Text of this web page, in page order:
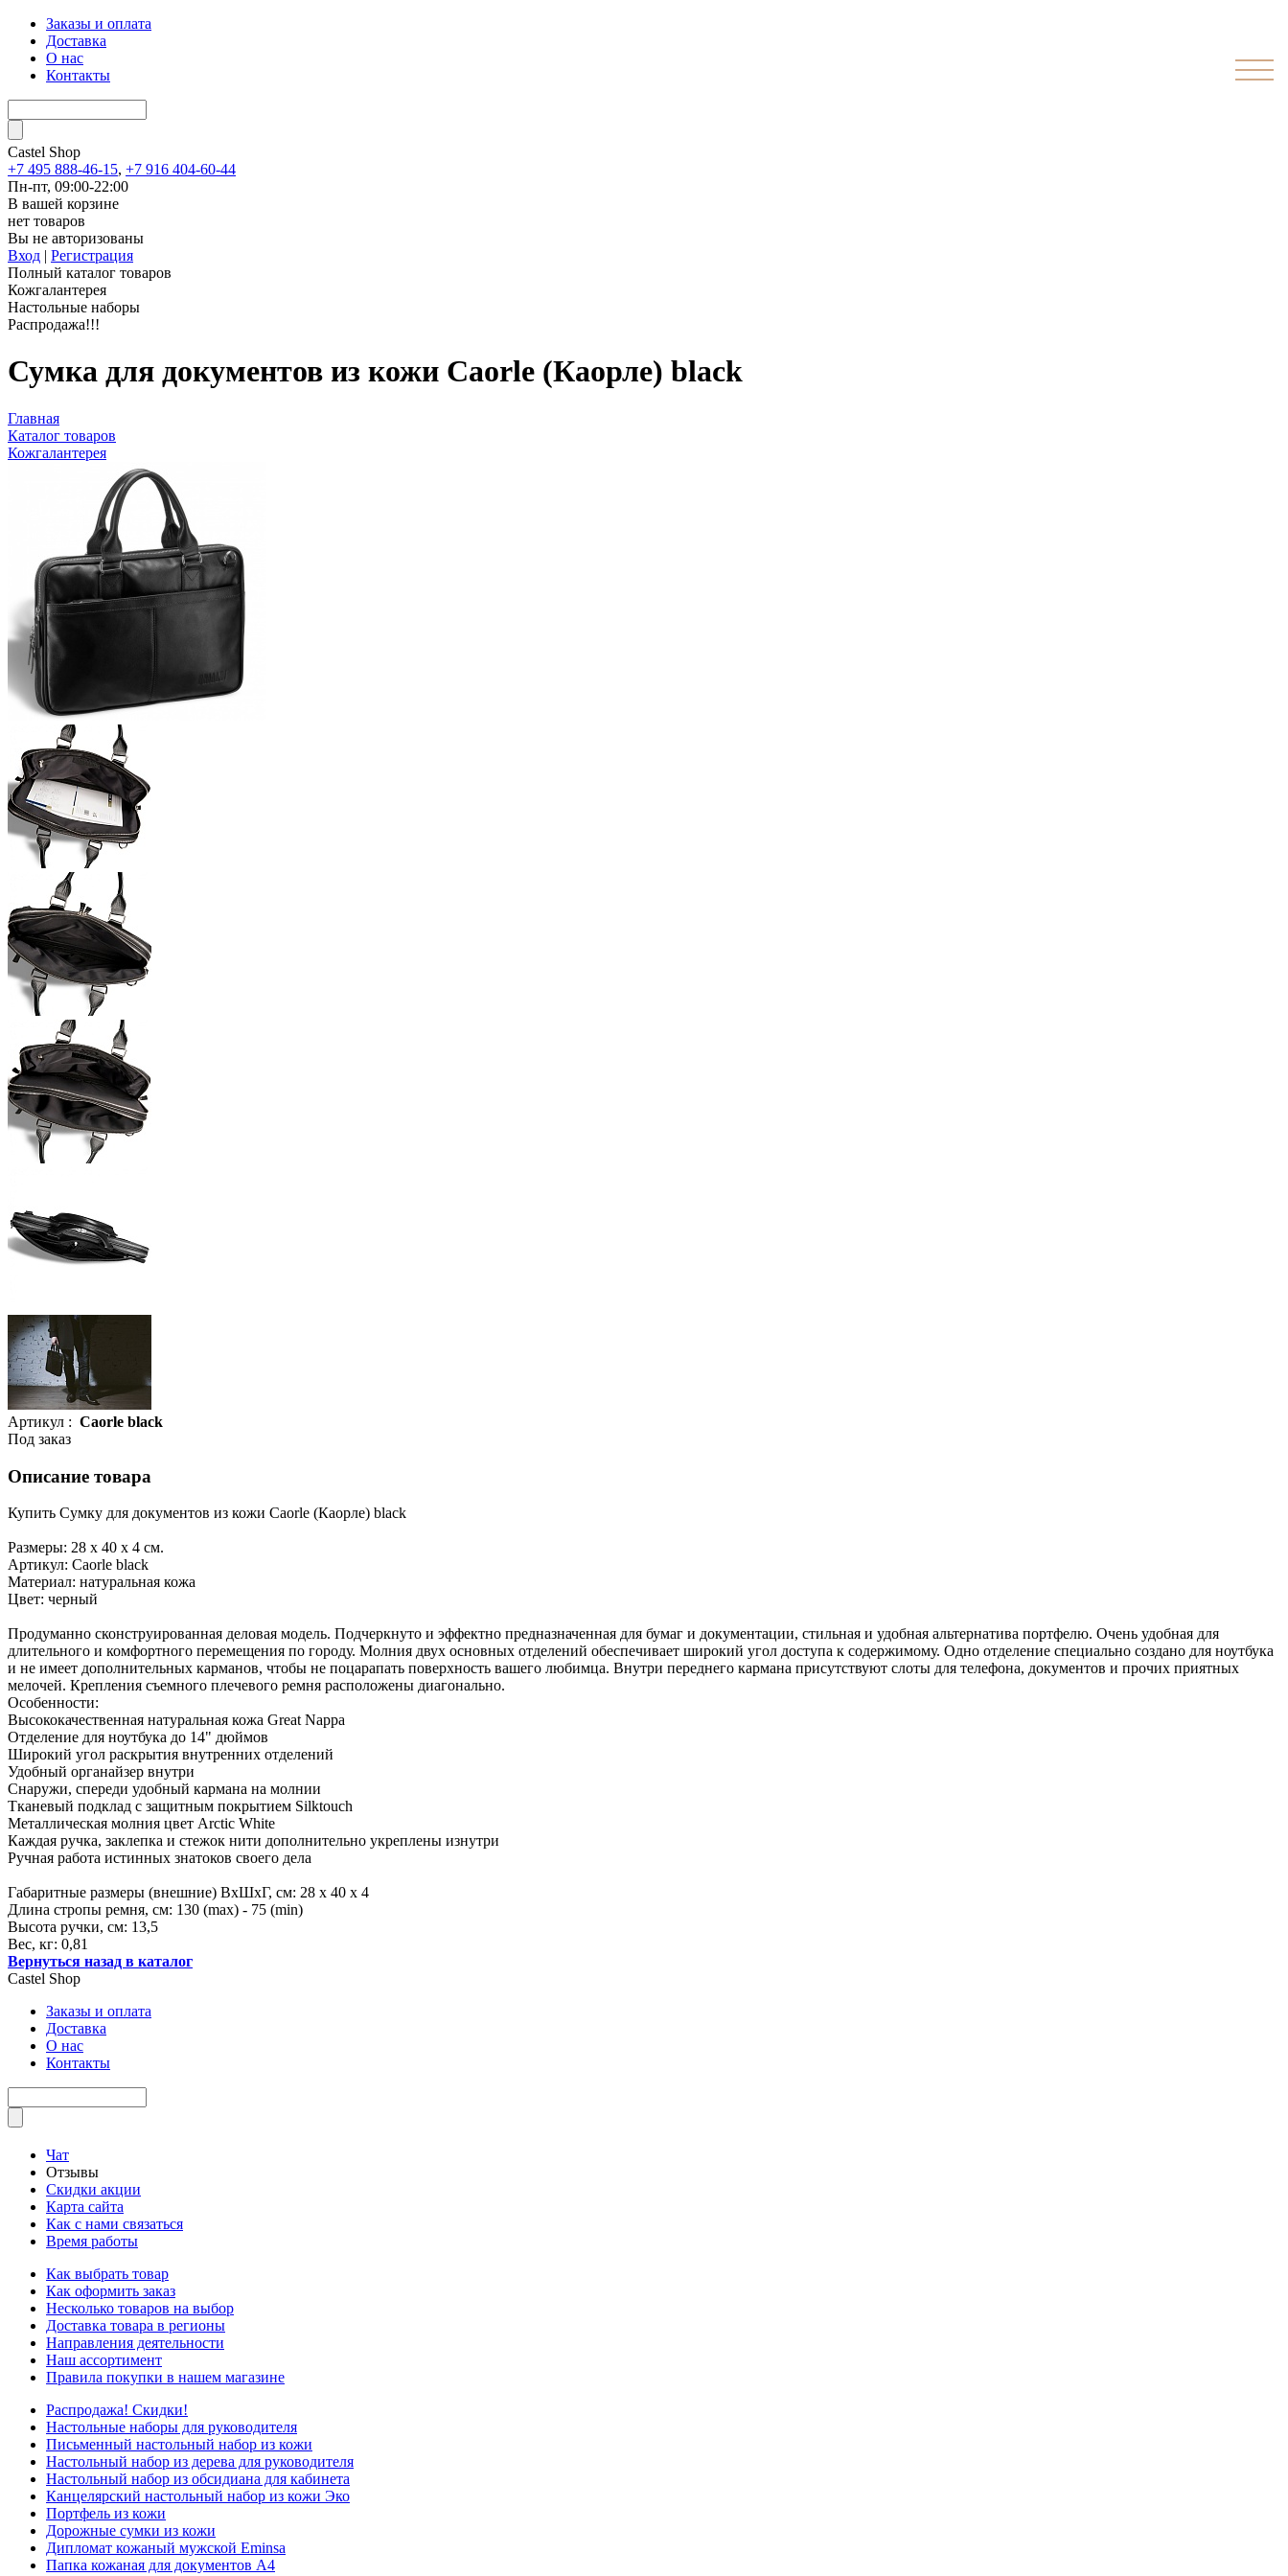
Заказы и оплата
Доставка
О нас
Контакты
Castel Shop
+7 495 888-46-15, +7 916 404-60-44
Пн-пт, 09:00-22:00
В вашей корзине
нет товаров
Вы не авторизованы
Вход | Регистрация
Полный каталог товаров
Кожгалантерея
Настольные наборы
Распродажа!!!
Сумка для документов из кожи Caorle (Каорле) black
Главная
Каталог товаров
Кожгалантерея
Артикул : Caorle black
Под заказ
Описание товара
Купить Сумку для документов из кожи Caorle (Каорле) black
Размеры: 28 х 40 х 4 см.
Артикул: Caorle black
Материал: натуральная кожа
Цвет: черный
Продуманно сконструированная деловая модель. Подчеркнуто и эффектно предназначенная для бумаг и документации, стильная и удобная альтернатива портфелю. Очень удобная для
длительного и комфортного перемещения по городу. Молния двух основных отделений обеспечивает широкий угол доступа к содержимому. Одно отделение специально создано для ноутбука
и не имеет дополнительных карманов, чтобы не поцарапать поверхность вашего любимца. Внутри переднего кармана присутствуют слоты для телефона, документов и прочих приятных
мелочей. Крепления съемного плечевого ремня расположены диагонально.
Особенности:
Высококачественная натуральная кожа Great Nappa
Отделение для ноутбука до 14" дюймов
Широкий угол раскрытия внутренних отделений
Удобный органайзер внутри
Снаружи, спереди удобный кармана на молнии
Тканевый подклад с защитным покрытием Silktouch
Металлическая молния цвет Arctic White
Каждая ручка, заклепка и стежок нити дополнительно укреплены изнутри
Ручная работа истинных знатоков своего дела
Габаритные размеры (внешние) ВхШхГ, см: 28 х 40 х 4
Длина стропы ремня, см: 130 (max) - 75 (min)
Высота ручки, см: 13,5
Вес, кг: 0,81
Вернуться назад в каталог
Castel Shop
Заказы и оплата
Доставка
О нас
Контакты
Чат
Отзывы
Скидки акции
Карта сайта
Как с нами связаться
Время работы
Как выбрать товар
Как оформить заказ
Несколько товаров на выбор
Доставка товара в регионы
Направления деятельности
Наш ассортимент
Правила покупки в нашем магазине
Распродажа! Скидки!
Настольные наборы для руководителя
Письменный настольный набор из кожи
Настольный набор из дерева для руководителя
Настольный набор из обсидиана для кабинета
Канцелярский настольный набор из кожи Эко
Портфель из кожи
Дорожные сумки из кожи
Дипломат кожаный мужской Eminsa
Папка кожаная для документов А4